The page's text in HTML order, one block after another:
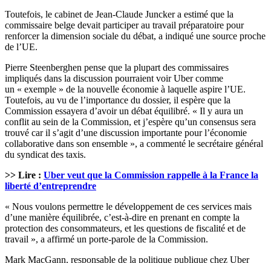
Toutefois, le cabinet de Jean-Claude Juncker a estimé que la
commissaire belge devait participer au travail préparatoire pour
renforcer la dimension sociale du débat, a indiqué une source proche
de l’UE.
Pierre Steenberghen pense que la plupart des commissaires
impliqués dans la discussion pourraient voir Uber comme
un « exemple » de la nouvelle économie à laquelle aspire l’UE.
Toutefois, au vu de l’importance du dossier, il espère que la
Commission essayera d’avoir un débat équilibré. « Il y aura un
conflit au sein de la Commission, et j’espère qu’un consensus sera
trouvé car il s’agit d’une discussion importante pour l’économie
collaborative dans son ensemble », a commenté le secrétaire général
du syndicat des taxis.
>> Lire : Uber veut que la Commission rappelle à la France la
liberté d’entreprendre
« Nous voulons permettre le développement de ces services mais
d’une manière équilibrée, c’est-à-dire en prenant en compte la
protection des consommateurs, et les questions de fiscalité et de
travail », a affirmé un porte-parole de la Commission.
Mark MacGann, responsable de la politique publique chez Uber